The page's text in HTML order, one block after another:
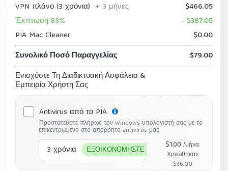
VPN πλάνο (3 χρόνια) + 3 μήνες
$466.05
Έκπτωση 83%
- $387.05
PIA Mac Cleaner
$0.00
Συνολικό Ποσό Παραγγελίας
$79.00
Ενισχύστε Τη Διαδικτυακή Ασφάλεια &
Εμπειρία Χρήστη Σας
Antivirus από το PIA
Προστατεύστε πλήρως τον Windows υπολογιστή σας με το
επικεντρωμένο στο απόρρητο antivirus μας
3 χρόνια ΕΞΟΙΚΟΝΟΜΗΣΤΕ 78% $1.00 /μήνα.
Χρεώθηκαν
$36.00